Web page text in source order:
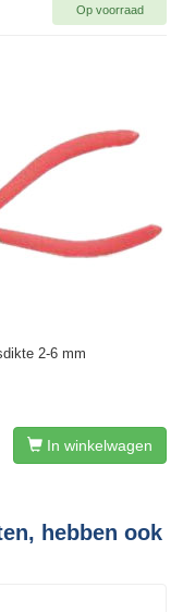
Op voorraad
2-6 mm
In winkelwagen
hebben ook